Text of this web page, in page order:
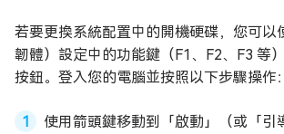
若要更換系統配置中的開機硬碟，您可以
韌體）設定中的功能鍵（F1、F2、F3 等
按鈕。登入您的電腦並按照以下步驟操作：
使用箭頭鍵移動到「啟動」（或「引